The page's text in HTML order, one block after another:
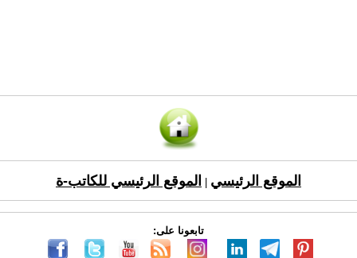
الموقع الرئيسي الموقع الرئيسي للكاتب-ة
تابعونا على: